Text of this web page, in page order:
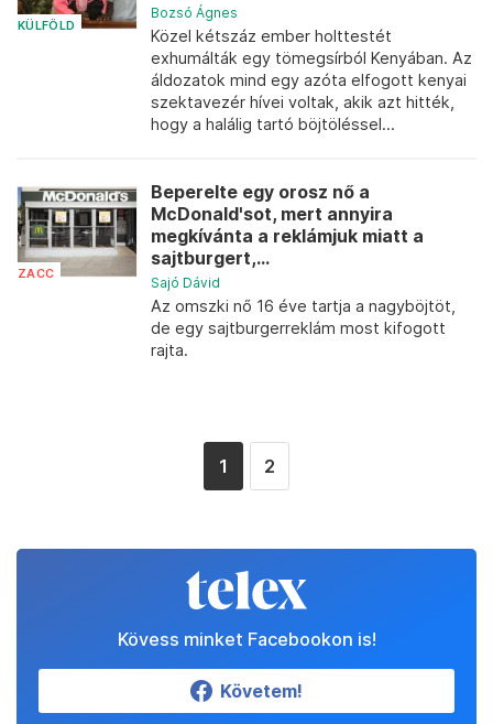
KÜLFÖLD
Bozsó Ágnes
Közel kétszáz ember holttestét
exhumálták egy tömegsírból Kenyában. Az
áldozatok mind egy azóta elfogott kenyai
szektavezér hívei voltak, akik azt hitték,
hogy a halálig tartó böjtöléssel...
ZACC
Beperelte egy orosz nő a
McDonald'sot, mert annyira
megkívánta a reklámjuk miatt a
sajtburgert,...
Sajó Dávid
Az omszki nő 16 éve tartja a nagyböjtöt,
de egy sajtburgerreklám most kifogott
rajta.
1 2
Kövess minket Facebookon is!
Követem!